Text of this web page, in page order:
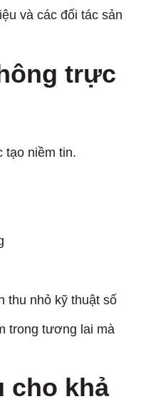
và các đối tác sản
trực
tạo niềm tin.
thu nhỏ kỹ thuật số
trong tương lai mà
cho khả